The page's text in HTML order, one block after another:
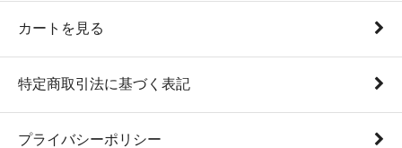
カートを見る
特定商取引法に基づく表記
プライバシーポリシー